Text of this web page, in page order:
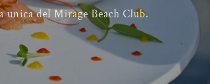
del Mirage Beach Club.